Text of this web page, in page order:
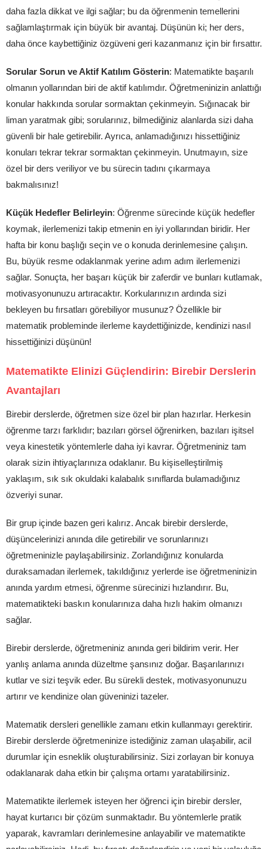
daha fazla dikkat ve ilgi sağlar; bu da öğrenmenin temellerini
sağlamlaştırmak için büyük bir avantaj. Düşünün ki; her ders,
daha önce kaybettiğiniz özgüveni geri kazanmanız için bir fırsattır.
Sorular Sorun ve Aktif Katılım Gösterin: Matematikte başarılı
olmanın yollarından biri de aktif katılımdır. Öğretmeninizin anlattığı
konular hakkında sorular sormaktan çekinmeyin. Sığınacak bir
liman yaratmak gibi; sorularınız, bilmediğiniz alanlarda sizi daha
güvenli bir hale getirebilir. Ayrıca, anlamadığınızı hissettiğiniz
konuları tekrar tekrar sormaktan çekinmeyin. Unutmayın, size
özel bir ders veriliyor ve bu sürecin tadını çıkarmaya
bakmalısınız!
Küçük Hedefler Belirleyin: Öğrenme sürecinde küçük hedefler
koymak, ilerlemenizi takip etmenin en iyi yollarından biridir. Her
hafta bir konu başlığı seçin ve o konuda derinlemesine çalışın.
Bu, büyük resme odaklanmak yerine adım adım ilerlemenizi
sağlar. Sonuçta, her başarı küçük bir zaferdir ve bunları kutlamak,
motivasyonunuzu artıracaktır. Korkularınızın ardında sizi
bekleyen bu fırsatları görebiliyor musunuz? Özellikle bir
matematik probleminde ilerleme kaydettiğinizde, kendinizi nasıl
hissettiğinizi düşünün!
Matematikte Elinizi Güçlendirin: Birebir Derslerin
Avantajları
Birebir derslerde, öğretmen size özel bir plan hazırlar. Herkesin
öğrenme tarzı farklıdır; bazıları görsel öğrenirken, bazıları işitsel
veya kinestetik yöntemlerle daha iyi kavrar. Öğretmeniniz tam
olarak sizin ihtiyaçlarınıza odaklanır. Bu kişiselleştirilmiş
yaklaşım, sık sık okuldaki kalabalık sınıflarda bulamadığınız
özveriyi sunar.
Bir grup içinde bazen geri kalırız. Ancak birebir derslerde,
düşüncelerinizi anında dile getirebilir ve sorunlarınızı
öğretmeninizle paylaşabilirsiniz. Zorlandığınız konularda
duraksamadan ilerlemek, takıldığınız yerlerde ise öğretmeninizin
anında yardım etmesi, öğrenme sürecinizi hızlandırır. Bu,
matematikteki baskın konularınıza daha hızlı hakim olmanızı
sağlar.
Birebir derslerde, öğretmeniniz anında geri bildirim verir. Her
yanlış anlama anında düzeltme şansınız doğar. Başarılarınızı
kutlar ve sizi teşvik eder. Bu sürekli destek, motivasyonunuzu
artırır ve kendinize olan güveninizi tazeler.
Matematik dersleri genellikle zamanı etkin kullanmayı gerektirir.
Birebir derslerde öğretmeninize istediğiniz zaman ulaşabilir, acil
durumlar için esneklik oluşturabilirsiniz. Sizi zorlayan bir konuya
odaklanarak daha etkin bir çalışma ortamı yaratabilirsiniz.
Matematikte ilerlemek isteyen her öğrenci için birebir dersler,
hayat kurtarıcı bir çözüm sunmaktadır. Bu yöntemlerle pratik
yaparak, kavramları derinlemesine anlayabilir ve matematikte